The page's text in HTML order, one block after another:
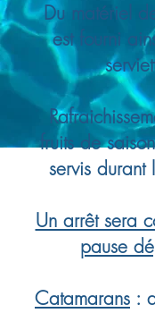
Du matériel
est fourni
fruits de
servis durant
Un arrêt sera
pause
Catamarans :